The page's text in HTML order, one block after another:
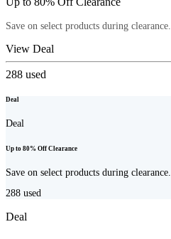
Save on select products during clearance.
View Deal
288 used
Deal
Deal
Up to 80% Off Clearance
Save on select products during clearance.
288 used
Deal